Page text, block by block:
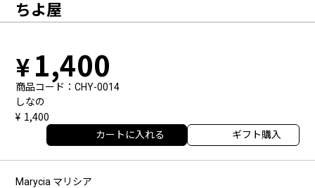
ちよ屋
1,400
商品コード
CHY-0014
しなの
1,400
カートに入れる ギフト購入
Marycia マリシア